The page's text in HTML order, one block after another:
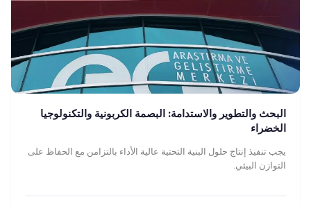
البحث والتطوير والاستدامة: البصمة الكربونية والتكنولوجيا
الخضراء
يجب تنفيذ إنتاج حلول البنية التحتية عالية الأداء بالتزامن مع الحفاظ على
التوازن البيئي.